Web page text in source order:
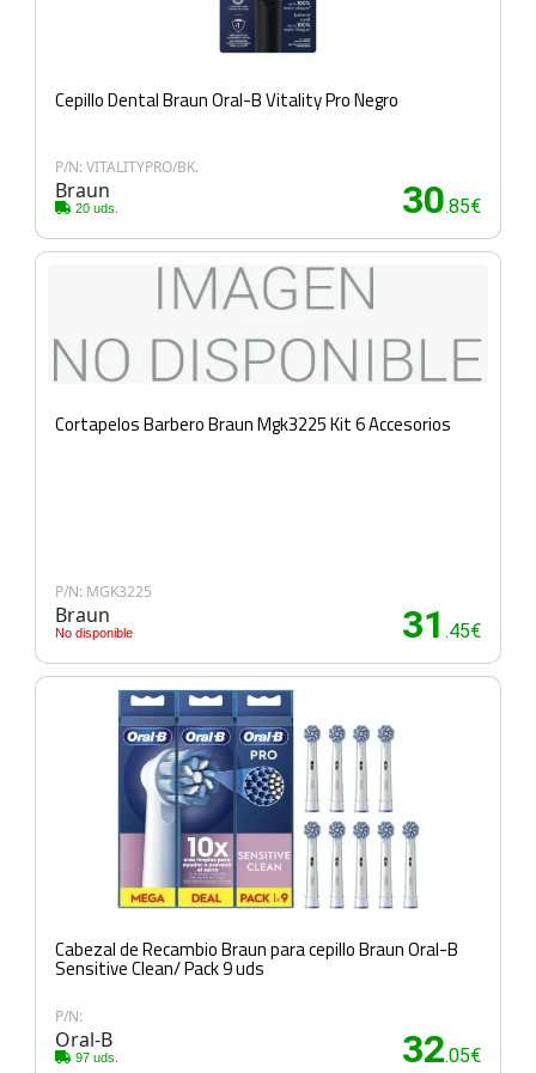
Cepillo Dental Braun Oral-B Vitality Pro Negro
P/N: VITALITYPRO/BK.
Braun
20 uds. 30.85€
Cortapelos Barbero Braun Mgk3225 Kit 6 Accesorios
P/N: MGK3225
Braun
No disponible 31 .45€
Cabezal de Recambio Braun para cepillo Braun Oral-B
Sensitive Clean/ Pack 9 uds
P/N:
Oral-B
97 uds. 32.05€